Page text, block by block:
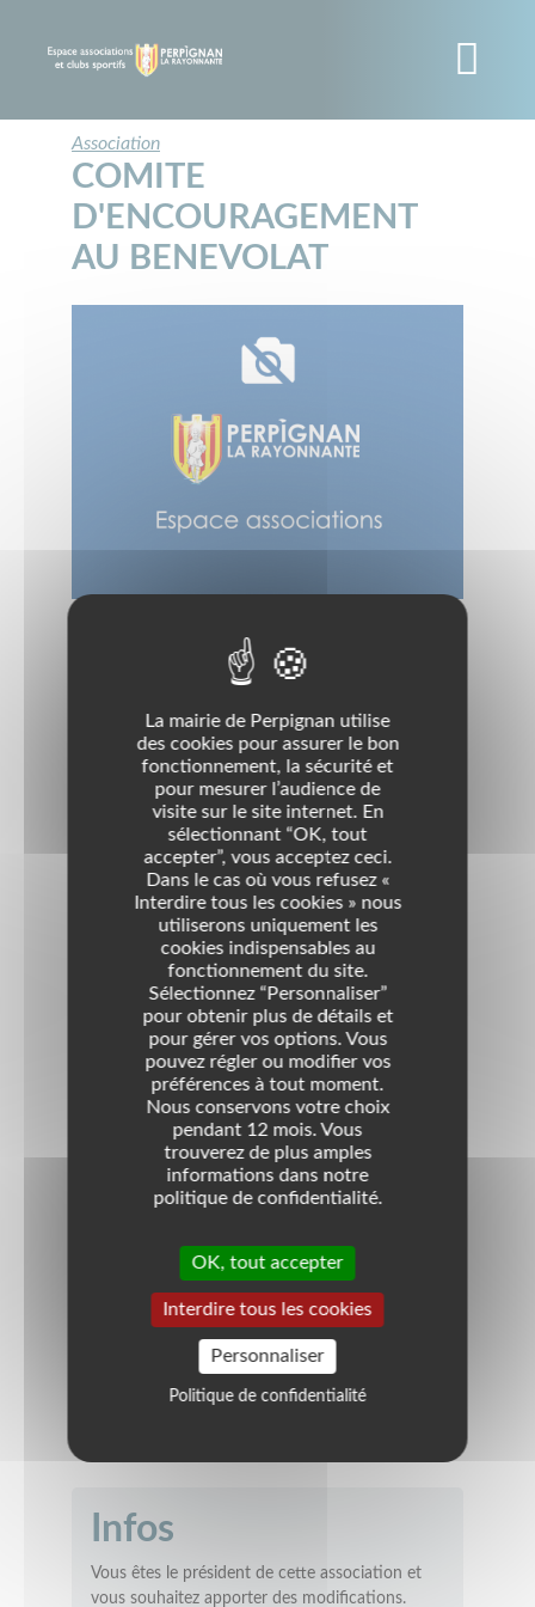
Association
COMITE
D'ENCOURAGEMENT
AU BENEVOLAT
encourager, remercier,honorer tous les bénévoles des
Permanence
2 allee des oiseaux
66000 perpignan
Nom d'usage CDEB PO
Domaines
Interventions Sociales
Enfance - Ados - Social Divers
Famille Divers
Personnes En Difficultés
pierre.taliercio@laposte.net
Moyen Vernet
Coordonnées
35 BD DE LA LLOBERE 66140 CANET EN
PERPIGNAN
VOIR LA LOCALISATION
Infos
Vous êtes le président de cette association et
vous souhaitez apporter des modifications.
La mairie de Perpignan utilise
des cookies pour assurer le bon
fonctionnement, la sécurité et
pour mesurer l’audience de
visite sur le site internet. En
sélectionnant “OK, tout
accepter”, vous acceptez ceci.
Dans le cas où vous refusez «
Interdire tous les cookies » nous
utiliserons uniquement les
cookies indispensables au
fonctionnement du site.
Sélectionnez “Personnaliser”
pour obtenir plus de détails et
pour gérer vos options. Vous
pouvez régler ou modifier vos
préférences à tout moment.
Nous conservons votre choix
pendant 12 mois. Vous
trouverez de plus amples
informations dans notre
politique de confidentialité.
OK, tout accepter
Interdire tous les cookies
Personnaliser
Politique de confidentialité